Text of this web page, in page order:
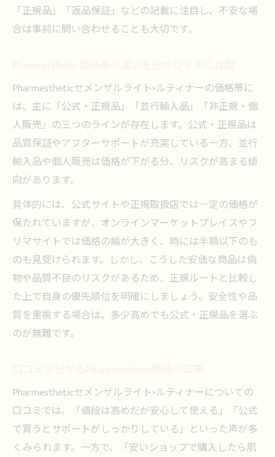
「正規品」「返品保証」などの記載に注目し、不安な場
合は事前に問い合わせることも大切です。
Pharmesthetic価格帯の違いを分かりやすく比較
Pharmestheticセメンザルライト×ルティナーの価格帯に
は、主に「公式・正規品」「並行輸入品」「非正規・個
人販売」の三つのラインが存在します。公式・正規品は
品質保証やアフターサポートが充実している一方、並行
輸入品や個人販売は価格が下がる分、リスクが高まる傾
向があります。
具体的には、公式サイトや正規取扱店では一定の価格が
保たれていますが、オンラインマーケットプレイスやフ
リマサイトでは価格の幅が大きく、時には半額以下のも
のも見受けられます。しかし、こうした安価な商品は偽
物や品質不良のリスクがあるため、正規ルートと比較し
た上で自身の優先順位を明確にしましょう。安全性や品
質を重視する場合は、多少高めでも公式・正規品を選ぶ
のが無難です。
口コミで分かるPharmesthetic価格の印象
Pharmestheticセメンザルライト×ルティナーについての
口コミでは、「値段は高めだが安心して使える」「公式
で買うとサポートがしっかりしている」といった声が多
くみられます。一方で、「安いショップで購入したら肌